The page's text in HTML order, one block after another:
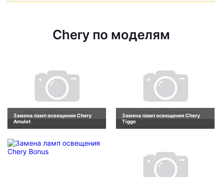
Chery по моделям
Замена ламп освещения Chery
Amulet
Замена ламп освещения Chery
Tiggo